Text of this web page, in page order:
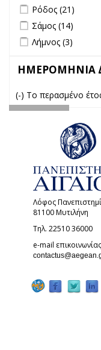
Apply Ρόδος filter
Ρόδος (21)
Apply Σάμος filter
Σάμος (14)
Apply Λήμνος filter
Λήμνος (3)
ΗΜΕΡΟΜΗΝΙΑ
(-) Remove Το
Το περασμένο
Λόφος
81100 Μυτιλήνη
Τηλ. 22510 36000
e-mail